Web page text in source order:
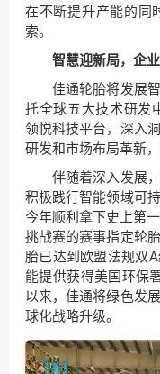
在不断提升产能的同
索。
智慧迎新局，企
佳通轮胎将发展智
托全球五大技术研发
领悦科技平台，深入
研发和市场布局革新
伴随着深入发展，
积极践行智能领域可
今年顺利拿下史上第
挑战赛的赛事指定轮
胎已达到欧盟法规双
能提供获得美国环保
以来，佳通将绿色发
球化战略升级。